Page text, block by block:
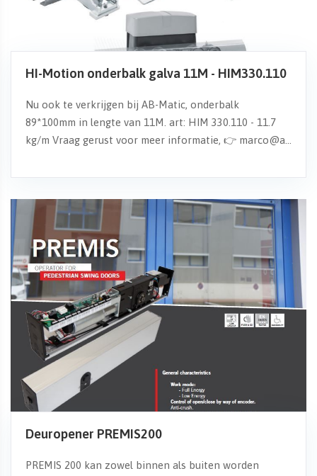
HI-Motion onderbalk galva 11M - HIM330.110
Nu ook te verkrijgen bij AB-Matic, onderbalk
89*100mm in lengte van 11M. art: HIM 330.110 - 11.7
kg/m Vraag gerust voor meer informatie, 👉 marco@a...
Deuropener PREMIS200
PREMIS 200 kan zowel binnen als buiten worden